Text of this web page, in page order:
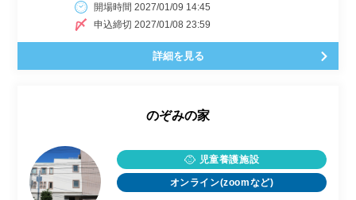
開場時間 2027/01/09 14:45
申込締切 2027/01/08 23:59
詳細を見る
のぞみの家
児童養護施設
オンライン(zoomなど)